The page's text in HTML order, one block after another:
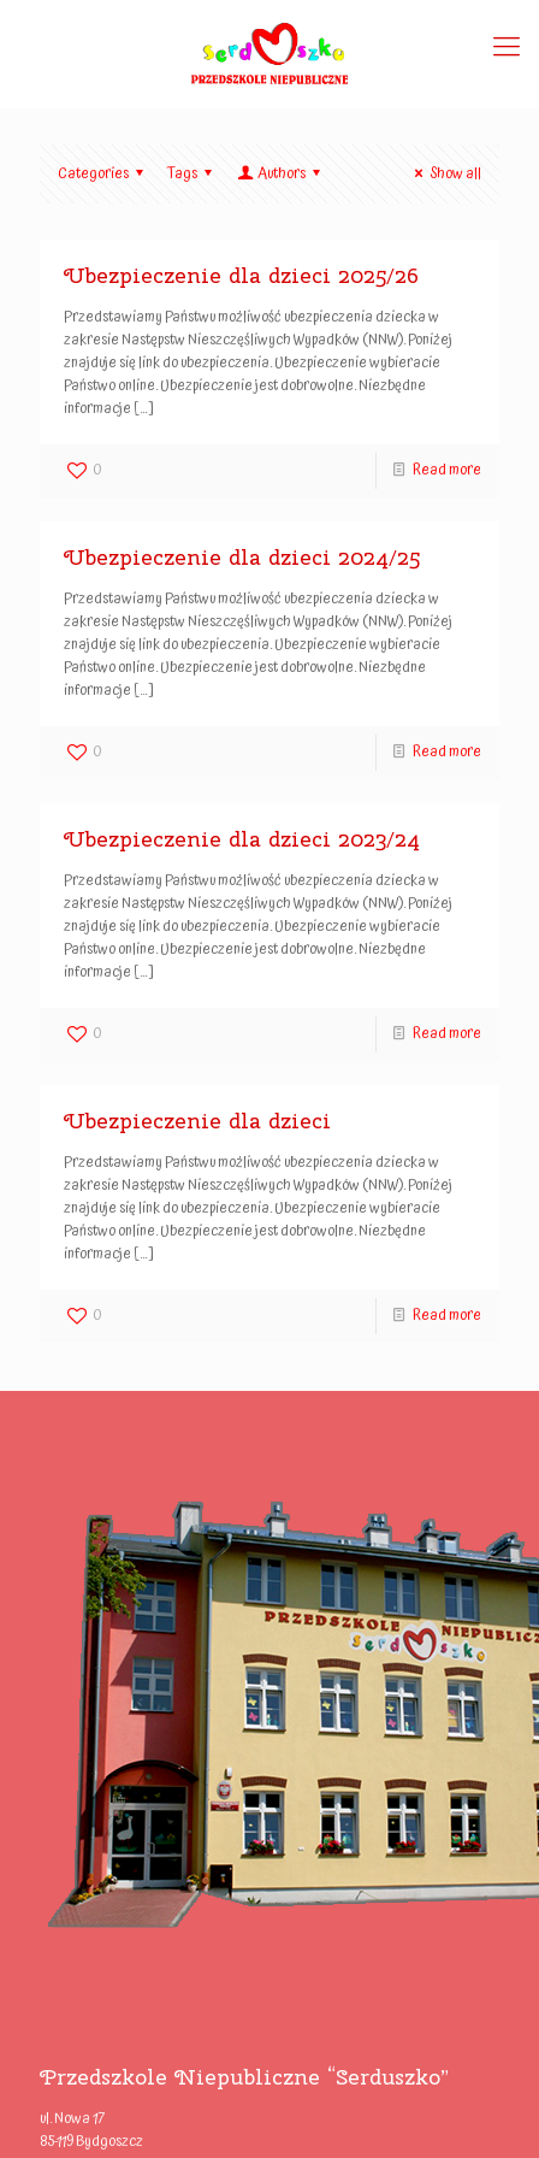
Categories Tags Authors Show all
Ubezpieczenie dla dzieci 2025/26
Przedstawiamy Państwu możliwość ubezpieczenia dziecka w
zakresie Następstw Nieszczęśliwych Wypadków (NNW). Poniżej
znajduje się link do ubezpieczenia. Ubezpieczenie wybieracie
Państwo online. Ubezpieczenie jest dobrowolne. Niezbędne
informacje[…]
0 Read more
Ubezpieczenie dla dzieci 2024/25
Przedstawiamy Państwu możliwość ubezpieczenia dziecka w
zakresie Następstw Nieszczęśliwych Wypadków (NNW). Poniżej
znajduje się link do ubezpieczenia. Ubezpieczenie wybieracie
Państwo online. Ubezpieczenie jest dobrowolne. Niezbędne
informacje[…]
0 Read more
Ubezpieczenie dla dzieci 2023/24
Przedstawiamy Państwu możliwość ubezpieczenia dziecka w
zakresie Następstw Nieszczęśliwych Wypadków (NNW). Poniżej
znajduje się link do ubezpieczenia. Ubezpieczenie wybieracie
Państwo online. Ubezpieczenie jest dobrowolne. Niezbędne
informacje[…]
0 Read more
Ubezpieczenie dla dzieci
Przedstawiamy Państwu możliwość ubezpieczenia dziecka w
zakresie Następstw Nieszczęśliwych Wypadków (NNW). Poniżej
znajduje się link do ubezpieczenia. Ubezpieczenie wybieracie
Państwo online. Ubezpieczenie jest dobrowolne. Niezbędne
informacje[…]
0 Read more
Przedszkole Niepubliczne “Serduszko”
ul. Nowa 17
85-119 Bydgoszcz